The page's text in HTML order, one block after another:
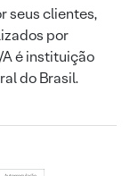
seus clientes,
por
A é instituição
do Brasil.